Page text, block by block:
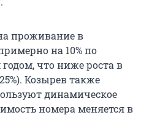
проживание в
на 10% по
что ниже роста в
Козырев также
динамическое
номера меняется в